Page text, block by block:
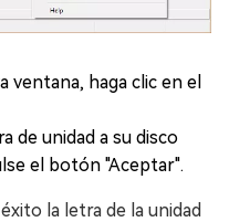
ventana, haga clic en el
de unidad a su disco
el botón "Aceptar".
la letra de la unidad